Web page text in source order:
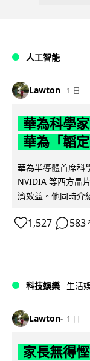
人工智能
Lawton 1 日
華為科學
華為「韜
華為半導體首席科
NVIDIA 等西方晶
濟效益。他同時介
1,527 583
科技娛樂 生活
Lawton 1 日
家長無得